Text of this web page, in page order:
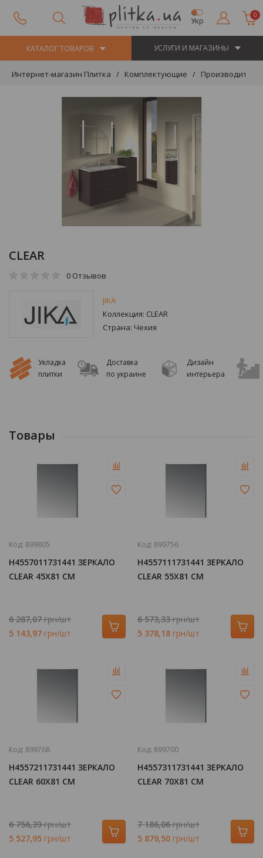
Укр
0
КАТАЛОГ ТОВАРОВ УСЛУГИ И МАГАЗИНЫ
Интернет-магазин Плитка Комплектующие Производители
CLEAR
0 Отзывов
JIKA
Коллекция: CLEAR
Страна: Чехия
Укладка
плитки
Доставка
по украине
Дизайн
интерьера
Товары
Код: 899805
H4557011731441 ЗЕРКАЛО
CLEAR 45Х81 СМ
6 287,07грн/шт
5 143,97 грн/шт
Код: 899756
H4557111731441 ЗЕРКАЛО
CLEAR 55Х81 СМ
6 573,33грн/шт
5 378,18 грн/шт
Код: 899768
H4557211731441 ЗЕРКАЛО
CLEAR 60Х81 СМ
6 756,39грн/шт
5 527,95 грн/шт
Код: 899700
H4557311731441 ЗЕРКАЛО
CLEAR 70Х81 СМ
7 186,06грн/шт
5 879,50 грн/шт